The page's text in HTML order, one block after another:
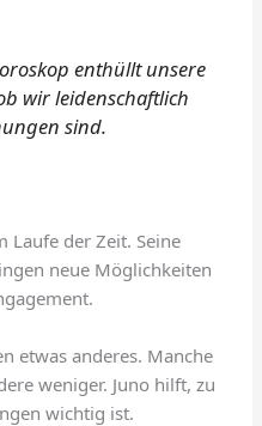
enthüllt unsere
wir leidenschaftlich
sind.
Laufe der Zeit. Seine
neue Möglichkeiten
etwas anderes. Manche
weniger. Juno hilft, zu
wichtig ist.